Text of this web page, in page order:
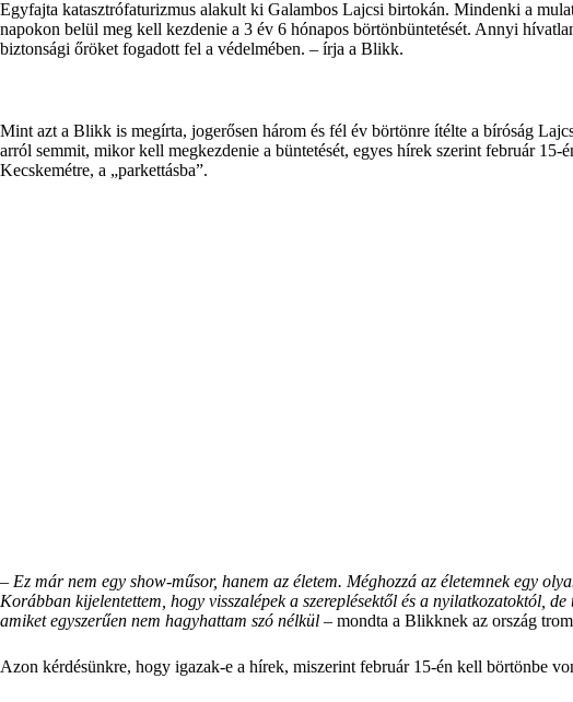
Egyfajta katasztrófaturizmus alakult ki Galambos Lajcsi birtokán. Mindenki a
napokon belül meg kell kezdenie a 3 év 6 hónapos börtönbüntetését. Annyi
biztonsági őröket fogadott fel a védelmében. – írja a Blikk.
Mint azt a Blikk is megírta, jogerősen három és fél év börtönre ítélte a bíróság
arról semmit, mikor kell megkezdenie a büntetését, egyes hírek szerint február 15-
Kecskemétre, a „parkettásba”.
– Ez már nem egy show-műsor, hanem az életem. Méghozzá az életemnek egy
Korábban kijelentettem, hogy visszalépek a szereplésektől és a nyilatkozatoktól,
amiket egyszerűen nem hagyhattam szó nélkül – mondta a Blikknek az ország
Azon kérdésünkre, hogy igazak-e a hírek, miszerint február 15-én kell börtönbe